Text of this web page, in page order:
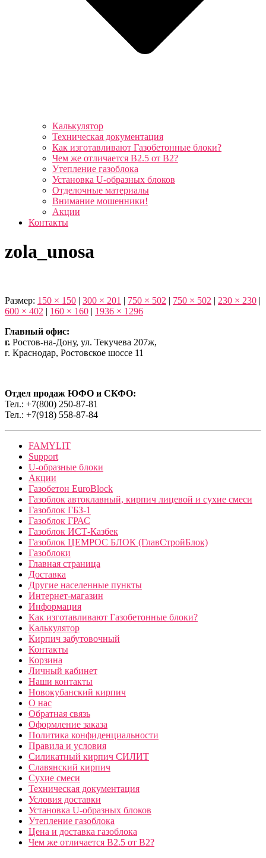
Калькулятор
Техническая документация
Как изготавливают Газобетонные блоки?
Чем же отличается B2.5 от B2?
Утепление газоблока
Установка U-образных блоков
Отделочные материалы
Внимание мошенники!
Акции
Контакты
zola_unosa
Размер: 150 × 150 | 300 × 201 | 750 × 502 | 750 × 502 | 230 × 230 |
600 × 402 | 160 × 160 | 1936 × 1296
Главный офис:
г. Ростов-на-Дону, ул. Текучева 207ж,
г. Краснодар, Ростовское шоссе 11
Отдел продаж ЮФО и СКФО:
Тел.: +7(800) 250-87-81
Тел.: +7(918) 558-87-84
FAMYLIT
Support
U-образные блоки
Акции
Газобетон EuroBlock
Газоблок автоклавный, кирпич лицевой и сухие смеси
Газоблок ГБЗ-1
Газоблок ГРАС
Газоблок ИСТ-Казбек
Газоблок ЦЕМРОС БЛОК (ГлавСтройБлок)
Газоблоки
Главная страница
Доставка
Другие населенные пункты
Интернет-магазин
Информация
Как изготавливают Газобетонные блоки?
Калькулятор
Кирпич забутовочный
Контакты
Корзина
Личный кабинет
Наши контакты
Новокубанский кирпич
О нас
Обратная связь
Оформление заказа
Политика конфиденциальности
Правила и условия
Силикатный кирпич СИЛИТ
Славянский кирпич
Сухие смеси
Техническая документация
Условия доставки
Установка U-образных блоков
Утепление газоблока
Цена и доставка газоблока
Чем же отличается B2.5 от B2?